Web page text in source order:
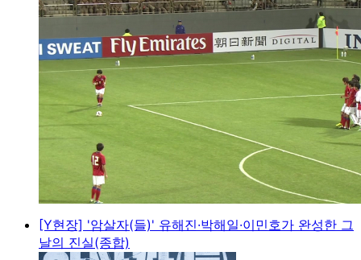
[Y현장] '암살자(들)' 유해진·박해일·이민호가 완성한 그
날의 진실(종합)